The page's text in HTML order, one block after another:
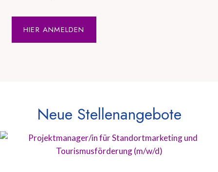
HIER ANMELDEN
Neue Stellenangebote